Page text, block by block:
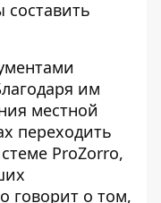
составить
им
местной
переходить
ProZorro,
говорит о том,